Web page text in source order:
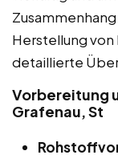
Herstellung
detaillierte
Vorbereitung
Grafenau, St